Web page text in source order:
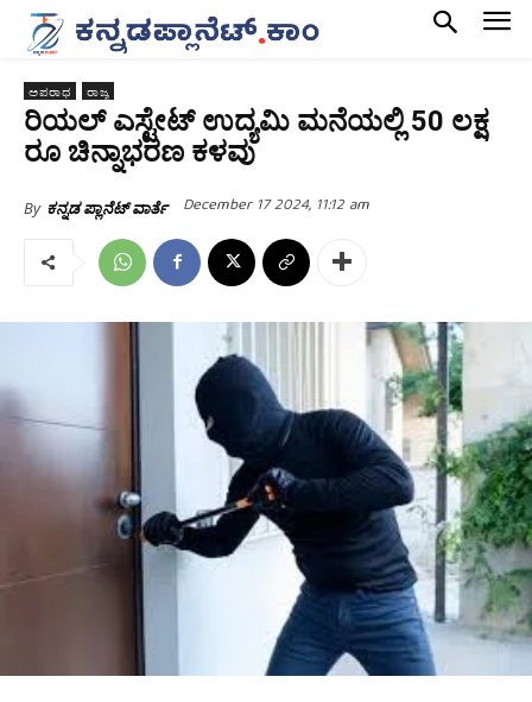
ಅಪರಾಧ ರಾಜ್ಯ
ರಿಯಲ್‌ ಎಸ್ಟೇಟ್‌ ಉದ್ಯಮಿ ಮನೆಯಲ್ಲಿ 50 ಲಕ್ಷ
ರೂ ಚಿನ್ನಾಭರಣ ಕಳವು
By ಕನ್ನಡ ಪ್ಲಾನೆಟ್ ವಾರ್ತೆ December 17 2024, 11:12 am